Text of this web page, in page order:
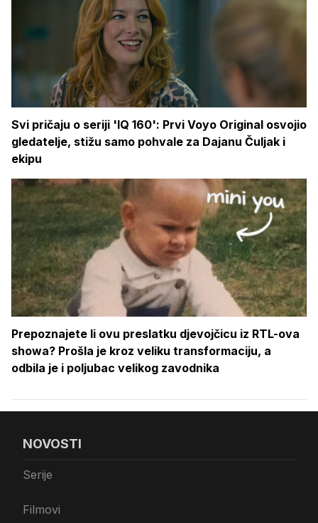
Svi pričaju o seriji 'IQ 160': Prvi Voyo Original osvojio
gledatelje, stižu samo pohvale za Dajanu Čuljak i
ekipu
Prepoznajete li ovu preslatku djevojčicu iz RTL-ova
showa? Prošla je kroz veliku transformaciju, a
odbila je i poljubac velikog zavodnika
NOVOSTI
Serije
Filmovi